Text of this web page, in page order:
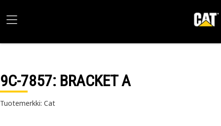
9C-7857: BRACKET A
Tuotemerkki: Cat